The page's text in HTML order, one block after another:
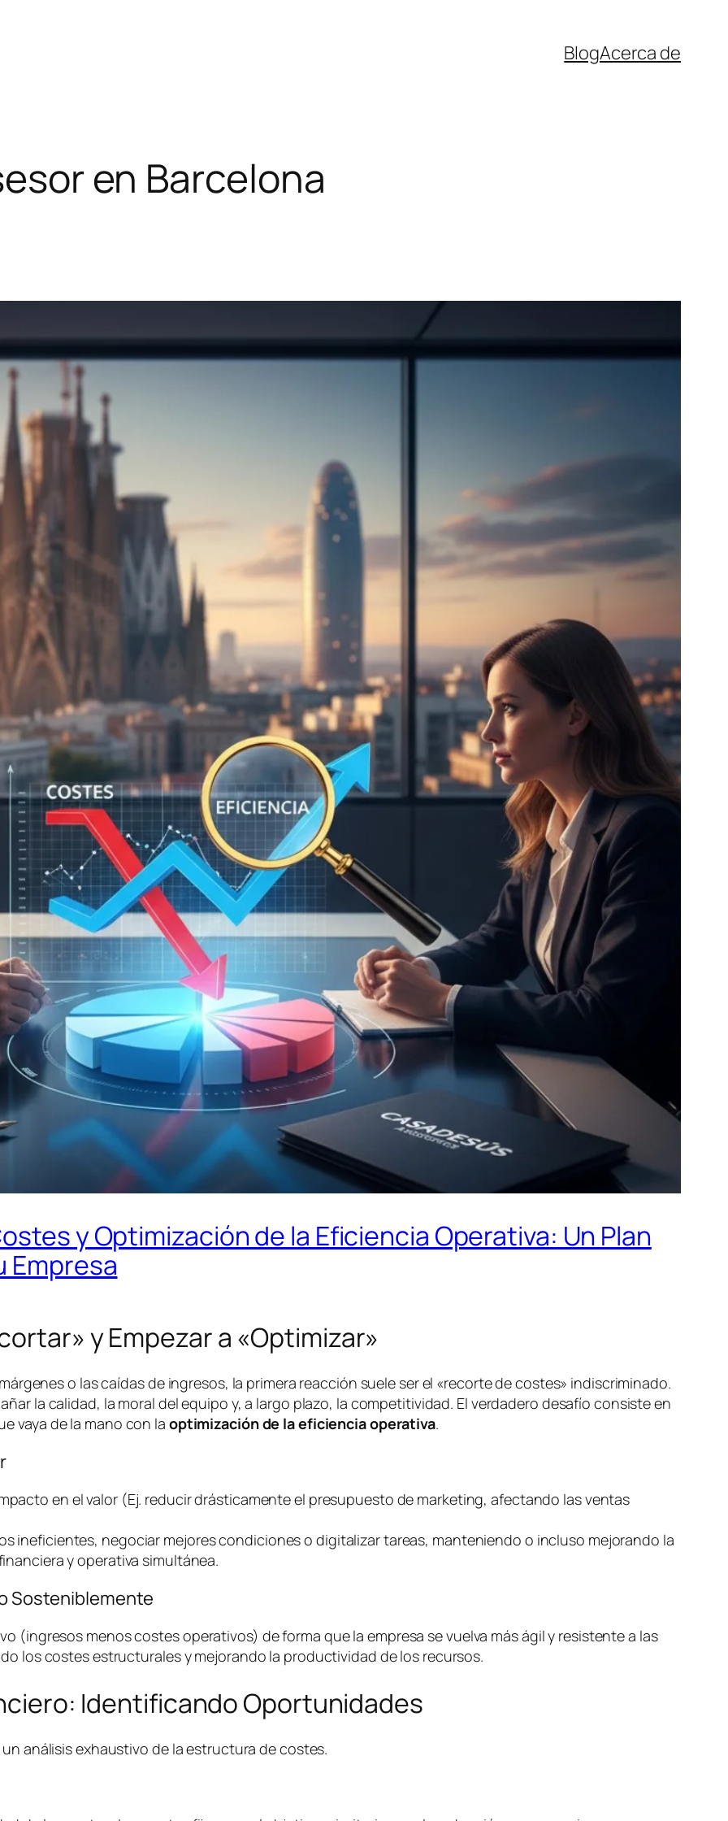
BlogAcerca de
en Barcelona
y Optimización de la Eficiencia Operativa: Un Plan
Empresa
y Empezar a «Optimizar»
o las caídas de ingresos, la primera reacción suele ser el «recorte de costes» indiscriminado.
la calidad, la moral del equipo y, a largo plazo, la competitividad. El verdadero desafío consiste en
vaya de la mano con la optimización de la eficiencia operativa.
en el valor (Ej. reducir drásticamente el presupuesto de marketing, afectando las ventas
ineficientes, negociar mejores condiciones o digitalizar tareas, manteniendo o incluso mejorando la
y operativa simultánea.
Sosteniblemente
(ingresos menos costes operativos) de forma que la empresa se vuelva más ágil y resistente a las
los costes estructurales y mejorando la productividad de los recursos.
Identificando Oportunidades
análisis exhaustivo de la estructura de costes.